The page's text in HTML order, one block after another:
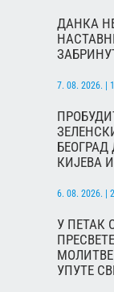
ДАНКА
7. 08. 2026. |
КИЈЕВА
6. 08. 2026. |
У ПЕТАК
УПУТЕ